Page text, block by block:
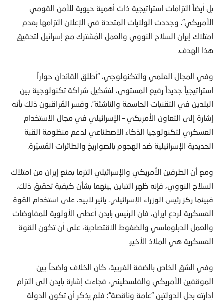
بل أيضاً التزامات استراتيجية ذات أهمية حيوية للأمن القومي
الأمريكي”. وجددت الولايات المتحدة في الإعلان التزامها بعدم
امتلاك إيران السلاح النووي والعمل المُشترك مع إسرائيل لتحقيق
هذا الهدف.
وفي المجال العلمي والتكنولوجي، “أطلق القائدان حواراً
استراتيجياً جديداً رفيع المستوى، لتشكيل شراكة تكنولوجية بين
البلدين في التقنيات الحاسمة والناشئة”. وفسر المُراقبون ذلك بأنه
إشارة إلى التعاون الأمريكي – الإسرائيلي في مجال الاستخدام
العسكري لتكنولوجيا الذكاء الاصطناعي لدعم منظومة القبة
الحديدية الإسرائيلية ضد الهجوم بالصواريخ والطائرات المُسيّرة.
ومع أن الطرفين الأمريكي والإسرائيلي التزما بمنع إيران من امتلاك
السلاح النووي، فإنه ظهر التباين بينهما بشأن كيفية تحقيق ذلك.
فبينما ركز رئيس الوزراء الإسرائيلي، يائير لابيد، على استخدام القوة
العسكرية لردع إيران، فإن الرئيس بايدن أعطى الأولوية للمفاوضات
والعمل الدبلوماسي والضغوط الاقتصادية، على أن تكون القوة
العسكرية هي الملاذ الأخير.
وفي الشق الخاص بالضفة الغربية، كان الخلاف واضحاً بين
الموقفين الأمريكي والفلسطيني، فجاءت إشارة بايدن إلى التزام
إدارته بحل الدولتين “عامة وناقصة”؛ فلم يذكر أن تكون الدولة